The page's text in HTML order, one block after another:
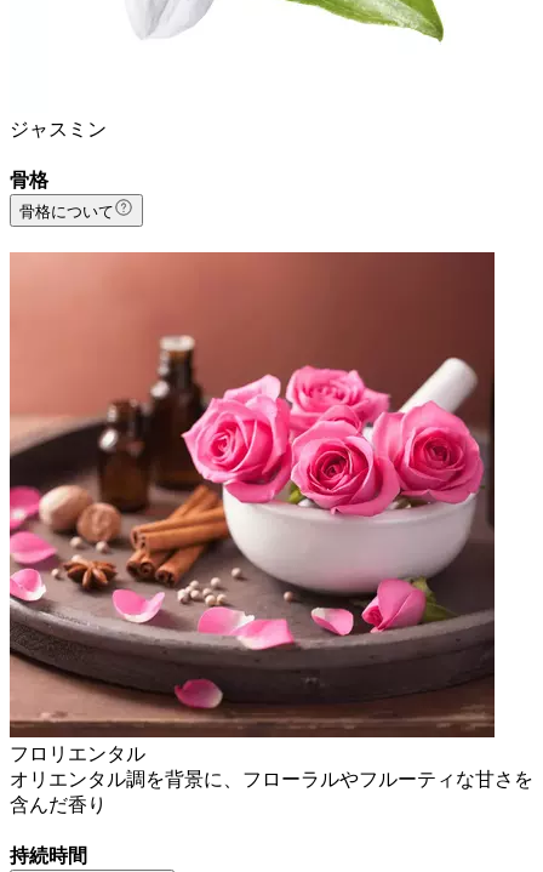
ジャスミン
骨格
骨格について
フロリエンタル
オリエンタル調を背景に、フローラルやフルーティな甘さを
含んだ香り
持続時間